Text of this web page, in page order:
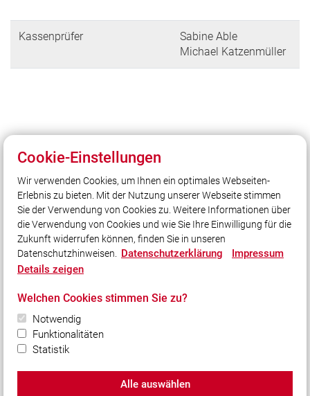
Kassenprüfer
Sabine Able
Michael Katzenmüller
Unser Leitsatz
Gott zur Ehr - dem Nächsten zur Wehr
Social Media
Bleiben Sie mit uns in Kontakt und vernetzen Sie sich
mit uns!
© 2026 Freiwillige Feuerwehr Stadt Vohburg
Cookie-Einstellungen
Wir verwenden Cookies, um Ihnen ein optimales Webseiten-
Erlebnis zu bieten. Mit der Nutzung unserer Webseite stimmen
Sie der Verwendung von Cookies zu. Weitere Informationen über
die Verwendung von Cookies und wie Sie Ihre Einwilligung für die
Zukunft widerrufen können, finden Sie in unseren
Datenschutzhinweisen. Datenschutzerklärung
Impressum
Details zeigen
Welchen Cookies stimmen Sie zu?
Notwendig
Funktionalitäten
Statistik
Alle auswählen